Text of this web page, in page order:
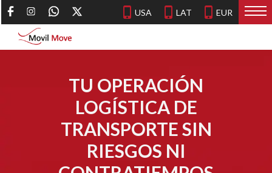
phone_iphone phone_iphone phone_iphone
TU OPERACIÓN
LOGÍSTICA DE
TRANSPORTE SIN
RIESGOS NI